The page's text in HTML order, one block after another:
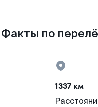
Факты по
1337 км